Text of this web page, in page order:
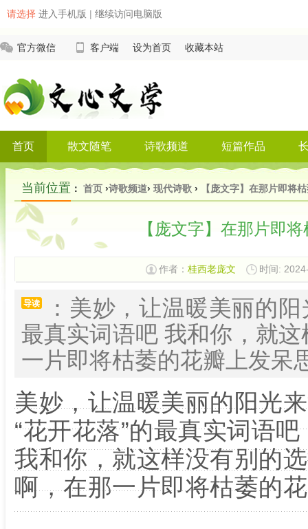
请选择 进入手机版 | 继续访问电脑版
官方微信 客户端 设为首页 收藏本站
首页 散文随笔 诗歌频道 短篇作品
当前位置 ： 首页 ›诗歌频道› 现代诗歌 › 【庞文字】在那片即将
【庞文字】在那片即
作者： 桂西老庞文 时间:
导读
：美妙，让温暖美丽的
最真实词语吧 我和你，就
一片即将枯萎的花瓣上发呆
美妙，让温暖美丽的阳光
“花开花落”的最真实词语吧
我和你，就这样没有别的
啊，在那一片即将枯萎的